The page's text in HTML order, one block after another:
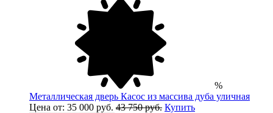
%
Металлическая дверь Касос из массива дуба уличная
Цена от: 35 000 руб. 43 750 руб. Купить